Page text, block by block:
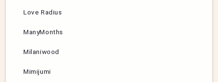
Love Radius
ManyMonths
Milaniwood
Mimijumi